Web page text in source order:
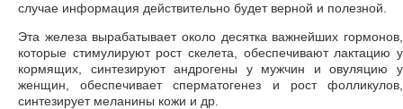
случае информация действительно будет верной и полезной.
Эта железа вырабатывает около десятка важнейших гормонов,
которые стимулируют рост скелета, обеспечивают лактацию у
кормящих, синтезируют андрогены у мужчин и овуляцию у
женщин, обеспечивает сперматогенез и рост фолликулов,
синтезирует меланины кожи и др.